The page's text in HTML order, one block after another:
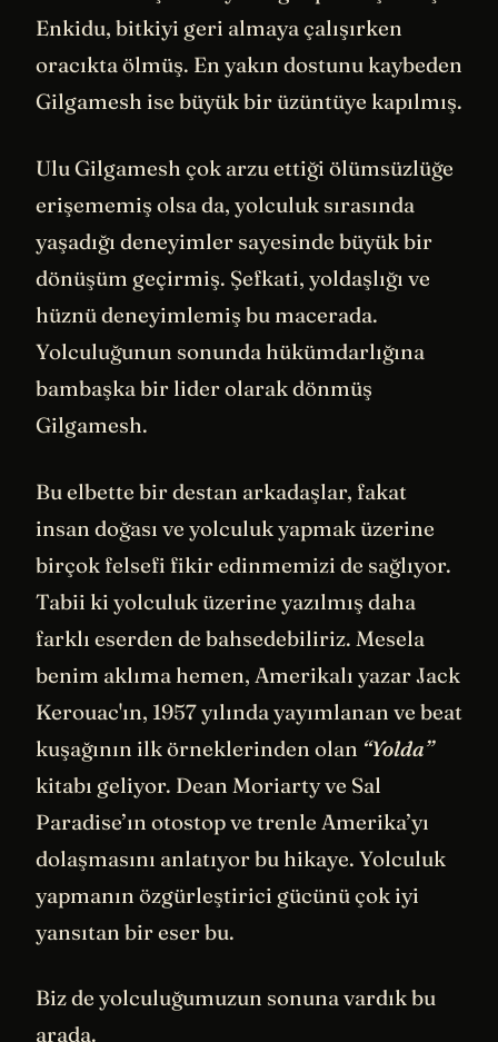
Enkidu, bitkiyi geri almaya çalışırken
oracıkta ölmüş. En yakın dostunu kaybeden
Gilgamesh ise büyük bir üzüntüye kapılmış.
Ulu Gilgamesh çok arzu ettiği ölümsüzlüğe
erişememiş olsa da, yolculuk sırasında
yaşadığı deneyimler sayesinde büyük bir
dönüşüm geçirmiş. Şefkati, yoldaşlığı ve
hüznü deneyimlemiş bu macerada.
Yolculuğunun sonunda hükümdarlığına
bambaşka bir lider olarak dönmüş
Gilgamesh.
Bu elbette bir destan arkadaşlar, fakat
insan doğası ve yolculuk yapmak üzerine
birçok felsefi fikir edinmemizi de sağlıyor.
Tabii ki yolculuk üzerine yazılmış daha
farklı eserden de bahsedebiliriz. Mesela
benim aklıma hemen, Amerikalı yazar Jack
Kerouac'ın, 1957 yılında yayımlanan ve beat
kuşağının ilk örneklerinden olan “Yolda”
kitabı geliyor. Dean Moriarty ve Sal
Paradise’ın otostop ve trenle Amerika’yı
dolaşmasını anlatıyor bu hikaye. Yolculuk
yapmanın özgürleştirici gücünü çok iyi
yansıtan bir eser bu.
Biz de yolculuğumuzun sonuna vardık bu
arada.